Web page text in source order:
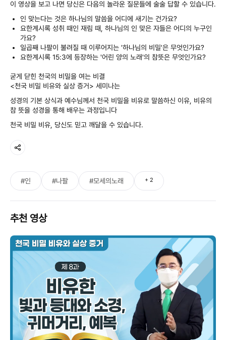
이 영상을 보고 나면 당신은 다음의 놀라운 질문들에 술술 답할 수 있습니다.
인 맞는다는 것은 하나님의 말씀을 어디에 새기는 건가요?
요한계시록 성취 때인 재림 때, 하나님의 인 맞은 자들은 어디의 누구인
가요?
일곱째 나팔이 불려질 때 이루어지는 '하나님의 비밀'은 무엇인가요?
요한계시록 15:3에 등장하는 '어린 양의 노래'의 참뜻은 무엇인가요?
굳게 닫힌 천국의 비밀을 여는 비결
<천국 비밀 비유와 실상 증거> 세미나는
성경의 기본 상식과 예수님께서 천국 비밀을 비유로 말씀하신 이유, 비유의
참 뜻을 성경을 통해 배우는 과정입니다
천국 비밀 비유, 당신도 믿고 깨달을 수 있습니다.
#인 #나팔 #모세의노래 + 2
추천 영상